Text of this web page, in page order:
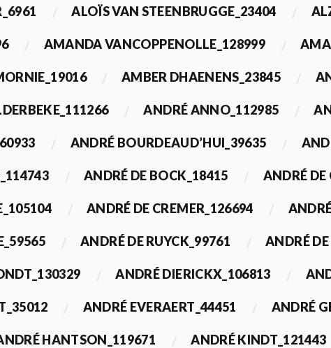
ALOÏS VAN STEENBRUGGE_23404
AMANDA VANCOPPENOLLE_128999
AMBER DHAENENS_23845
ANDRÉ ANNO_112985
ANDRÉ BOURDEAUD’HUI_39635
ANDRÉ DE BOCK_18415 ANDRÉ DE
ANDRÉ DE CREMER_126694
ANDRÉ DE RUYCK_99761 ANDRÉ DE
ANDRÉ DIERICKX_106813
ANDRÉ EVERAERT_44451 ANDRÉ
HANTSON_119671 ANDRÉ KINDT_121443